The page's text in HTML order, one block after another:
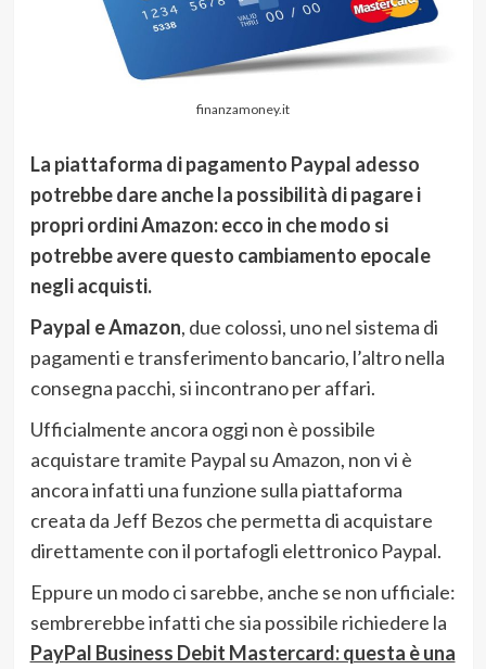
finanzamoney.it
La piattaforma di pagamento Paypal adesso
potrebbe dare anche la possibilità di pagare i
propri ordini Amazon: ecco in che modo si
potrebbe avere questo cambiamento epocale
negli acquisti.
Paypal e Amazon, due colossi, uno nel sistema di
pagamenti e transferimento bancario, l’altro nella
consegna pacchi, si incontrano per affari.
Ufficialmente ancora oggi non è possibile
acquistare tramite Paypal su Amazon, non vi è
ancora infatti una funzione sulla piattaforma
creata da Jeff Bezos che permetta di acquistare
direttamente con il portafogli elettronico Paypal.
Eppure un modo ci sarebbe, anche se non ufficiale:
sembrerebbe infatti che sia possibile richiedere la
PayPal Business Debit Mastercard: questa è una